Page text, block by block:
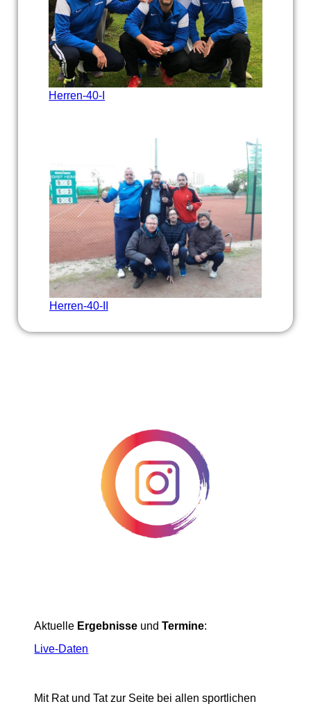
Herren-40-I
Herren-40-II
Aktuelle Ergebnisse undTermine:
Live-Daten
Mit Rat und Tat zur Seite bei allen sportlichen